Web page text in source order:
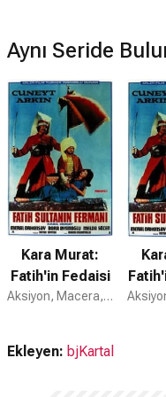
Aynı Seride
Kara Murat:
Fatih'in Fedaisi
Aksiyon, Macera, Fantastik
Ekleyen: bjKartal